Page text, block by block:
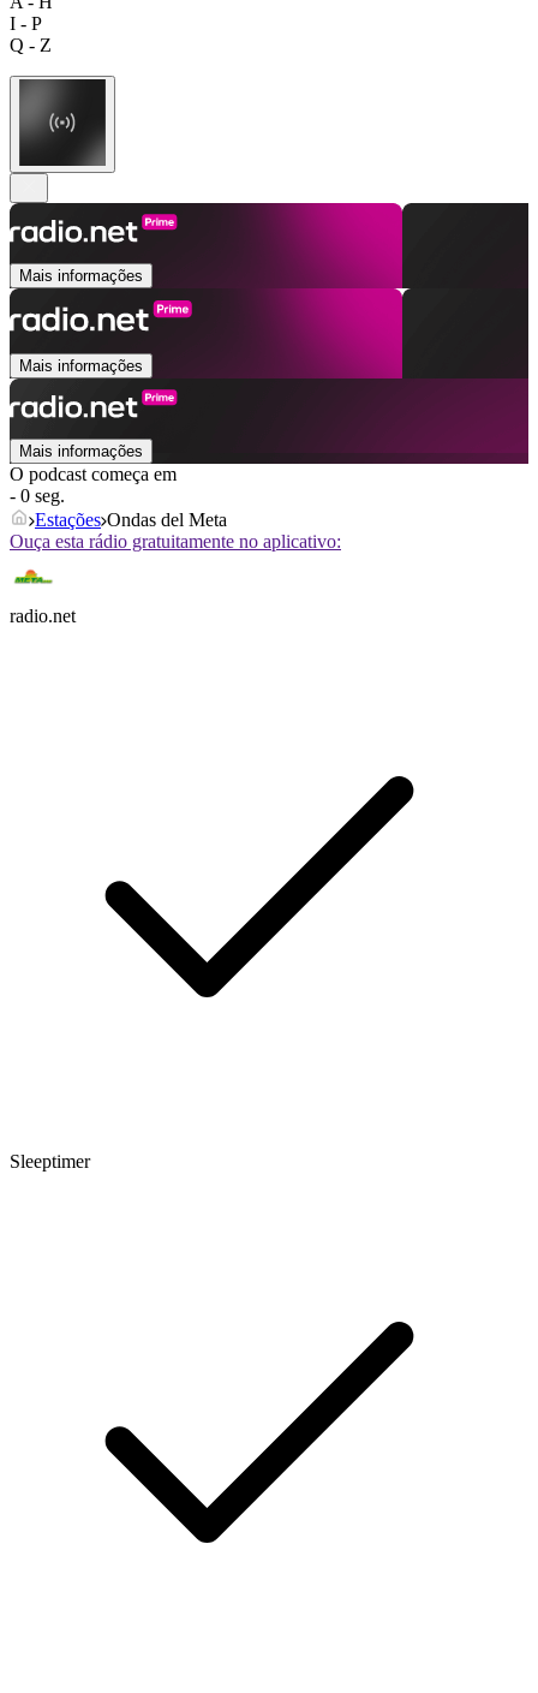
I - P
Q - Z
Mais informações
Mais informações
Mais informações
O podcast começa em
- 0 seg.
Estações Ondas del Meta
Ouça esta rádio gratuitamente no aplicativo:
radio.net
Sleeptimer